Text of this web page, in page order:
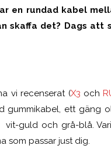
en rundad kabel
skaffa det? Dags att
vi recenserat (X3 och
ett gäng
guld och grå-blå.
som passar just dig.